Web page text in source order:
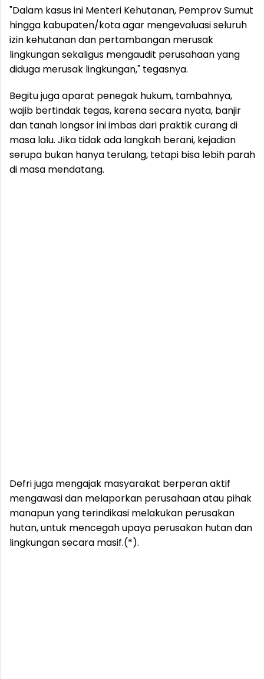
"Dalam kasus ini Menteri Kehutanan, Pemprov Sumut
hingga kabupaten/kota agar mengevaluasi seluruh
izin kehutanan dan pertambangan merusak
lingkungan sekaligus mengaudit perusahaan yang
diduga merusak lingkungan," tegasnya.
Begitu juga aparat penegak hukum, tambahnya,
wajib bertindak tegas, karena secara nyata, banjir
dan tanah longsor ini imbas dari praktik curang di
masa lalu. Jika tidak ada langkah berani, kejadian
serupa bukan hanya terulang, tetapi bisa lebih parah
di masa mendatang.
Defri juga mengajak masyarakat berperan aktif
mengawasi dan melaporkan perusahaan atau pihak
manapun yang terindikasi melakukan perusakan
hutan, untuk mencegah upaya perusakan hutan dan
lingkungan secara masif.(*).